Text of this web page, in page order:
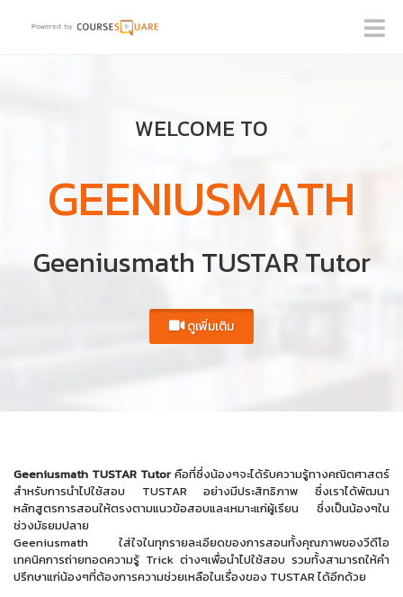
WELCOME TO
GEENIUSMATH
Geeniusmath TUSTAR Tutor
ดูเพิ่มเติม
Geeniusmath TUSTAR Tutor คือที่ซึ่งน้องๆจะได้รับความรู้ทางคณิตศาสตร์
สำหรับการนำไปใช้สอบ TUSTAR อย่างมีประสิทธิภาพ ซึ่งเราได้พัฒนา
หลักสูตรการสอนให้ตรงตามแนวข้อสอบและเหมาะแก่ผู้เรียน ซึ่งเป็นน้องๆใน
ช่วงมัธยมปลาย
Geeniusmath ใส่ใจในทุกรายละเอียดของการสอนทั้งคุณภาพของวีดีโอ
เทคนิคการถ่ายทอดความรู้ Trick ต่างๆเพื่อนำไปใช้สอบ รวมทั้งสามารถให้คำ
ปรึกษาแก่น้องๆที่ต้องการความช่วยเหลือในเรื่องของ TUSTAR ได้อีกด้วย